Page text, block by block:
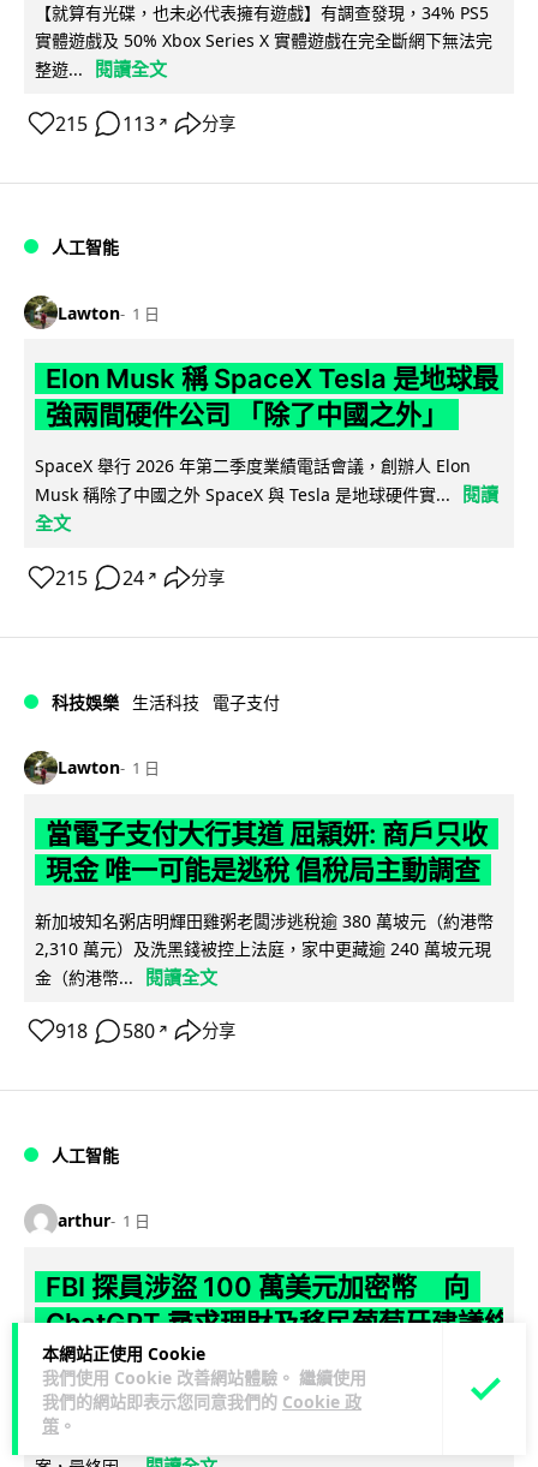
本網站正使用 Cookie
我們使用 Cookie 改善網站體驗。 繼續使用
我們的網站即表示您同意我們的 Cookie 政
策 。
【就算有光碟，也未必代表擁有遊戲】有調查發現，34% PS5
實體遊戲及 50% Xbox Series X 實體遊戲在完全斷網下無法完
整遊...
閱讀全文
215 113 ↗ 分享
人工智能
Lawton 1 日
Elon Musk 稱 SpaceX Tesla 是地球最
強兩間硬件公司 「除了中國之外」
SpaceX 舉行 2026 年第二季度業績電話會議，創辦人 Elon
Musk 稱除了中國之外 SpaceX 與 Tesla 是地球硬件實...
閱讀
全文
215 24 ↗ 分享
科技娛樂 生活科技 電子支付
Lawton 1 日
當電子支付大行其道 屈穎妍: 商戶只收
現金 唯一可能是逃稅 倡稅局主動調查
新加坡知名粥店明輝田雞粥老闆涉逃稅逾 380 萬坡元（約港幣
2,310 萬元）及洗黑錢被控上法庭，家中更藏逾 240 萬坡元現
金（約港幣...
閱讀全文
918 580 ↗ 分享
人工智能
arthur 1 日
FBI 探員涉盜 100 萬美元加密幣 向
ChatGPT 尋求理財及移民葡萄牙建議終
被捕
FBI 一名資深反情報探員涉嫌利用職務之便盜取敵對國家近 100
萬美元加密貨幣，事後更向 ChatGPT 諮詢理財及移民葡萄牙方